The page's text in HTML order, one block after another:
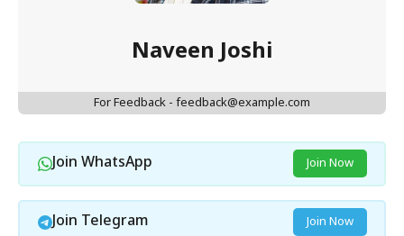
Naveen Joshi
For Feedback - feedback@example.com
Join WhatsApp Join Now
Join Telegram Join Now